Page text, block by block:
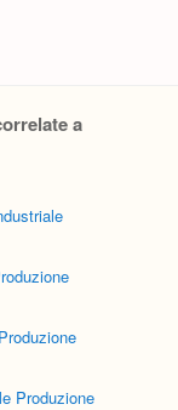
a
Produzione